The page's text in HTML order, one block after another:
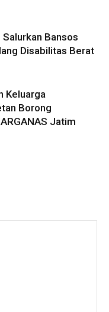
Bansos
Disabilitas Berat
Keluarga
Borong
Jatim